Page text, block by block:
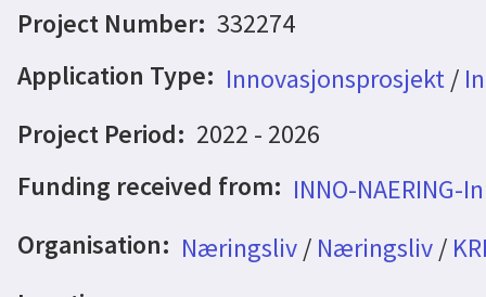
Project Number: 332274
Application Type: Innovasjonsprosjekt/
Project Period: 2022 - 2026
Funding received from: INNO-
Organisation: Næringsliv/ Næringsliv/